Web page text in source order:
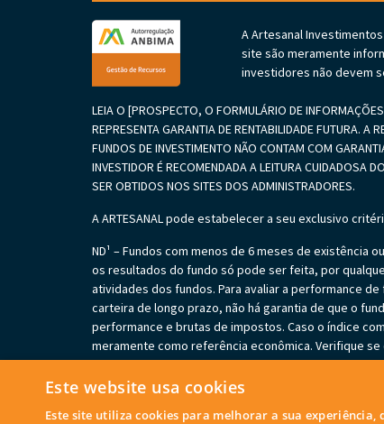
A Artesanal
site são meramente
investidores não devem
LEIA O [PROSPECTO, O FORMULÁRIO DE
REPRESENTA GARANTIA DE RENTABILIDADE FUTURA. A
FUNDOS DE INVESTIMENTO NÃO CONTAM COM
INVESTIDOR É RECOMENDADA A LEITURA CUIDADOSA
SER OBTIDOS NOS SITES DOS ADMINISTRADORES.
A ARTESANAL pode estabelecer a seu exclusivo
ND¹ – Fundos com menos de 6 meses de existência
os resultados do fundo só pode ser feita, por
atividades dos fundos. Para avaliar a performance
carteira de longo prazo, não há garantia de que o
performance e brutas de impostos. Caso o índice
meramente como referência econômica. Verifique
em perdas patrimoniais para seus cotistas,
cobrir os prejuízos dos fundos. Verifique se os
Este website usa cookies
Este site utiliza cookies para melhorar a sua experiência,